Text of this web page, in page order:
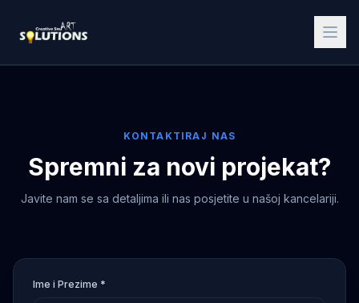
KONTAKTIRAJ NAS
Spremni za novi projekat?
Javite nam se sa detaljima ili nas posjetite u našoj kancelariji.
Ime i Prezime *